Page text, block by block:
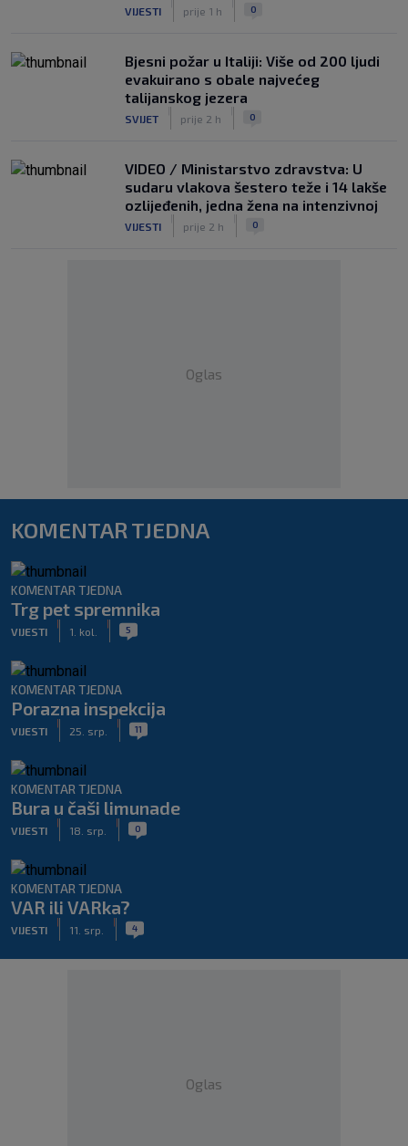
VIJESTI prije 1 h 0
Bjesni požar u Italiji: Više od 200 ljudi
evakuirano s obale najvećeg
talijanskog jezera
SVIJET prije 2 h 0
VIDEO / Ministarstvo zdravstva: U
sudaru vlakova šestero teže i 14 lakše
ozlijeđenih, jedna žena na intenzivnoj
VIJESTI prije 2 h 0
Oglas
KOMENTAR TJEDNA
KOMENTAR TJEDNA
Trg pet spremnika
VIJESTI 1. kol. 5
KOMENTAR TJEDNA
Porazna inspekcija
VIJESTI 25. srp. 11
KOMENTAR TJEDNA
Bura u čaši limunade
VIJESTI 18. srp. 0
KOMENTAR TJEDNA
VAR ili VARka?
VIJESTI 11. srp. 4
Oglas